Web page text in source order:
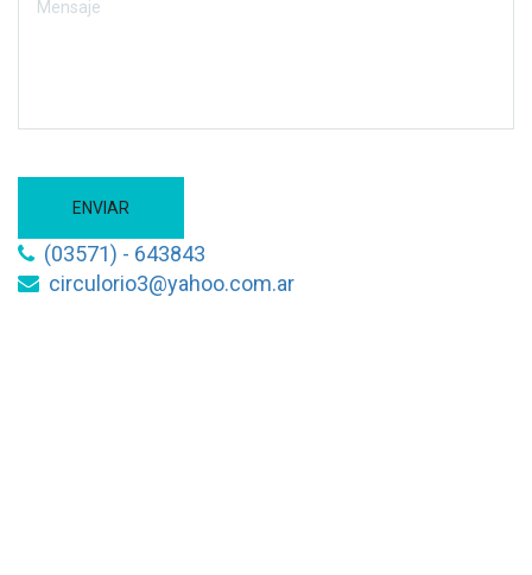
ENVIAR
(03571) - 643843
circulorio3@yahoo.com.ar